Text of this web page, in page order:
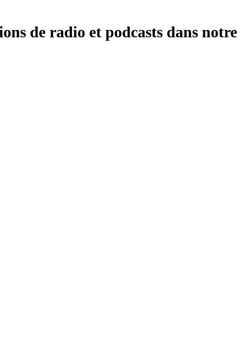
de radio et podcasts dans notre